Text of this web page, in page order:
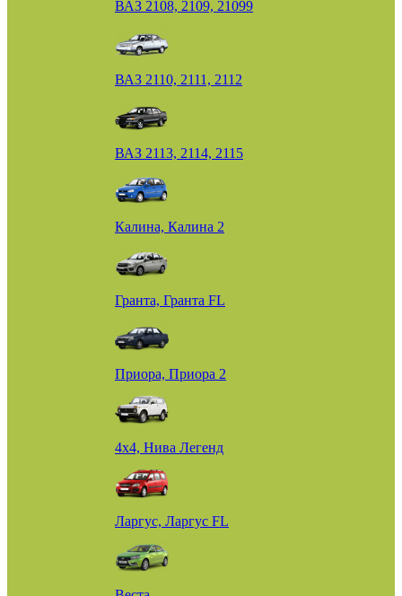
ВАЗ 2108, 2109, 21099
ВАЗ 2110, 2111, 2112
ВАЗ 2113, 2114, 2115
Калина, Калина 2
Гранта, Гранта FL
Приора, Приора 2
4х4, Нива Легенд
Ларгус, Ларгус FL